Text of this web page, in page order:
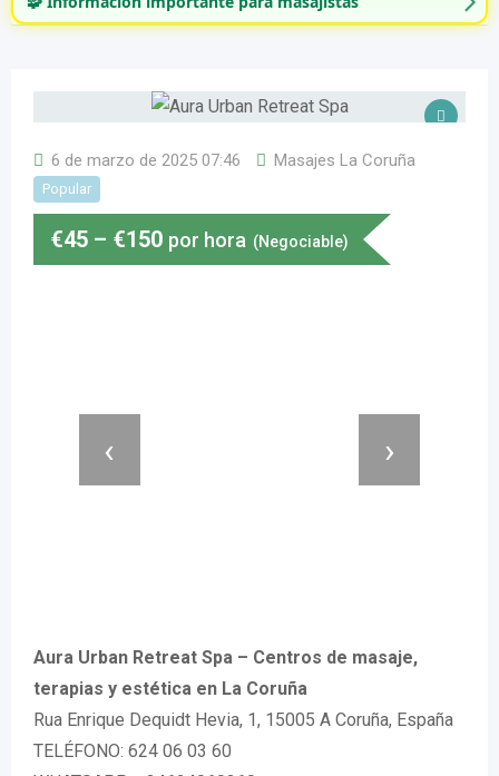
6 de marzo de 2025 07:46 Masajes La Coruña
Popular
€45 – €150 por hora (Negociable)
‹ ›
Aura Urban Retreat Spa – Centros de masaje,
terapias y estética en La Coruña
Rua Enrique Dequidt Hevia, 1, 15005 A Coruña, España
TELÉFONO: 624 06 03 60